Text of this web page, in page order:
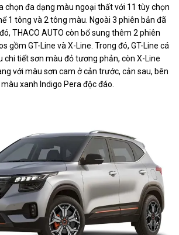
chọn đa dạng màu ngoại thất với 11 tùy chọn
1 tông và 2 tông màu. Ngoài 3 phiên bản đã
THACO AUTO còn bổ sung thêm 2 phiên
gồm GT-Line và X-Line. Trong đó, GT-Line cá
chi tiết sơn màu đỏ tương phản, còn X-Line
với màu sơn cam ở cản trước, cản sau, bên
xanh Indigo Pera độc đáo.